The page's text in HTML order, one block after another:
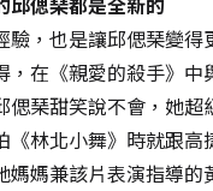
驗，也是讓邱偲琹變得
，在《親愛的殺手》中
偲琹甜笑說不會，她超
《林北小舞》時就跟高
媽媽兼該片表演指導的